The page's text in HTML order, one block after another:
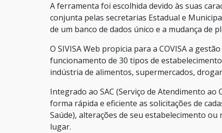
A ferramenta foi escolhida devido às suas
conjunta pelas secretarias Estadual e
de um banco de dados único e a mudança de
O SIVISA Web propicia para a COVISA a
funcionamento de 30 tipos de
indústria de alimentos, supermercados,
Integrado ao SAC (Serviço de Atendimento
forma rápida e eficiente as solicitações de
Saúde), alterações de seu estabelecimento
lugar.